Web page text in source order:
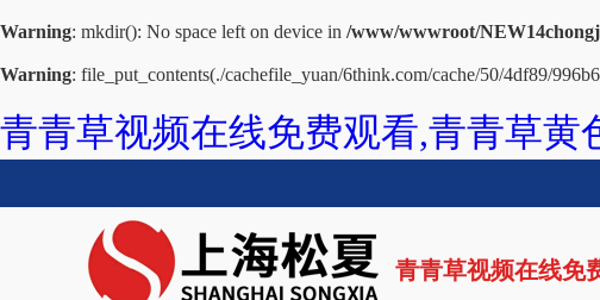
Warning: mkdir(): No space left on device in /www/wwwroot/
Warning: file_put_contents(./cachefile_yuan/6think.com/cache/50/4df89/
青青草视频在线免费观看,青青草黄
青青草视频在线免